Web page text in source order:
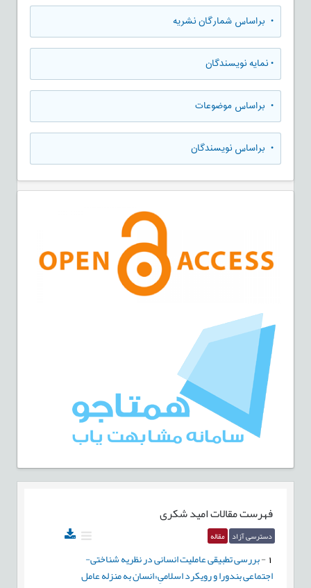
• براساس شمارگان نشریه
•نمایه نویسندگان
• براساس موضوعات
• براساس نویسندگان
فهرست مقالاتامید شکری
دسترسی آزاد مقاله
-بررسی تطبیقی عاملیت انسانی در نظریه شناختی-
اجتماعی بندورا و رویکرد اسلامیِ«انسان به منزله عامل